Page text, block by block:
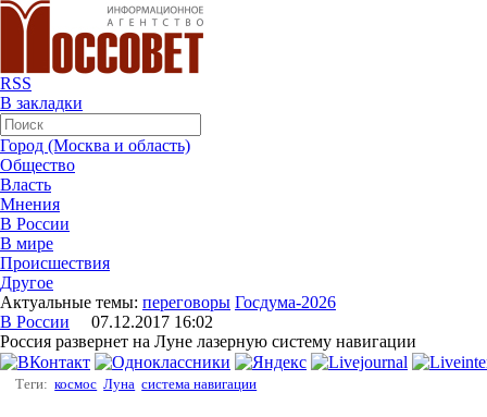
RSS
В закладки
Город (Москва и область)
Общество
Власть
Мнения
В России
В мире
Происшествия
Другое
Актуальные темы: переговоры Госдума-2026
В России 07.12.2017 16:02
Россия развернет на Луне лазерную систему навигации
Теги: космос Луна система навигации